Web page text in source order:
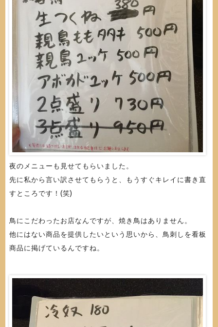
夜のメニューも見せてもらいました。
先に私から言い訳させてもらうと、もうすぐキレイに書き直
すところです！(笑)
鳥にこだわったお店なんですが、焼き鳥はありません。
他にはない商品を提供したいという思いから、鳥刺しを看板
商品に掲げているんですね。